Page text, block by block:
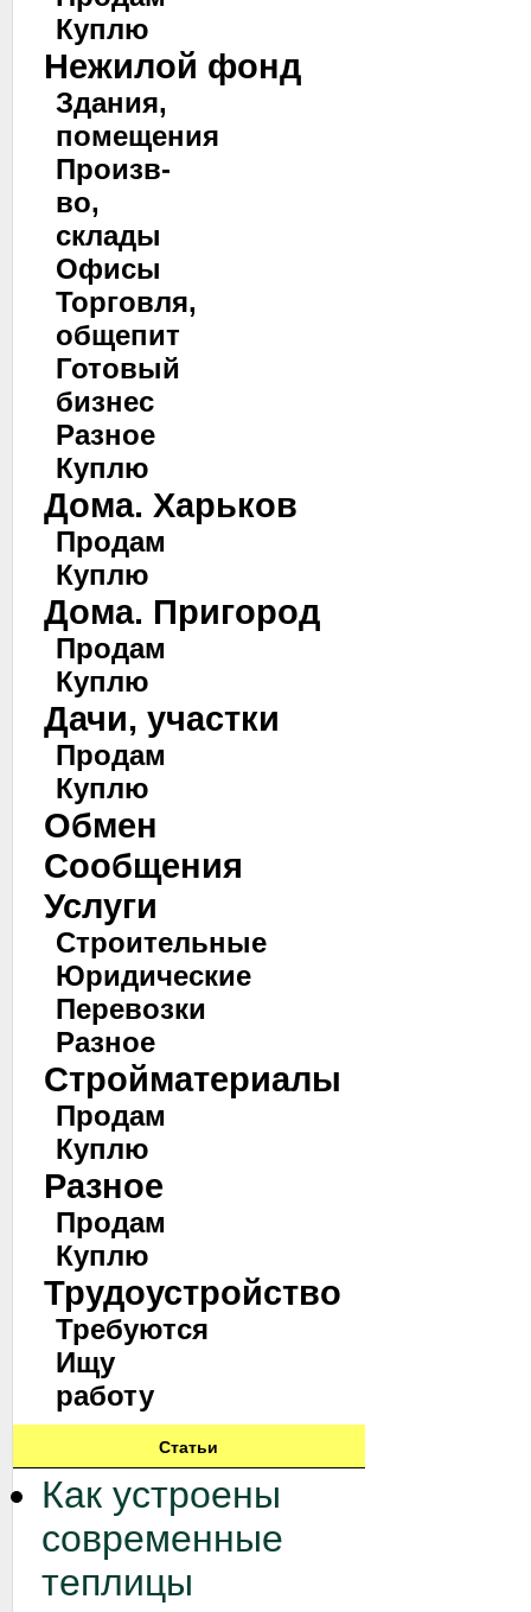
Куплю
Нежилой фонд
Здания,
помещения
Произв-
во,
склады
Офисы
Торговля,
общепит
Готовый
бизнес
Разное
Куплю
Дома. Харьков
Продам
Куплю
Дома. Пригород
Продам
Куплю
Дачи, участки
Продам
Куплю
Обмен
Сообщения
Услуги
Строительные
Юридические
Перевозки
Разное
Стройматериалы
Продам
Куплю
Разное
Продам
Куплю
Трудоустройство
Требуются
Ищу
работу
Статьи
Как устроены
современные
теплицы